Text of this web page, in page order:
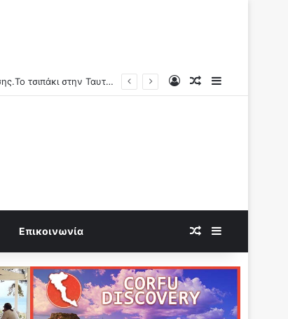
Παρενέργεια εμβολίων κατά Covid-19: «1,25 δις γυναίκες θα τεκνοποιήσουν ένα είδος ανθρώπου που δεν έχει υπάρξει μέχρι στιγμής» Log InRandom Article
Επικοινωνία Random Article